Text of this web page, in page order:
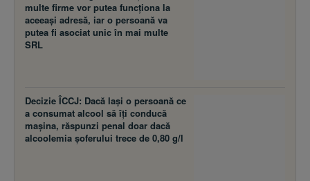
multe firme vor putea funcţiona la
aceeaşi adresă, iar o persoană va
putea fi asociat unic în mai multe
SRL
Decizie ÎCCJ: Dacă laşi o persoană ce
a consumat alcool să îţi conducă
maşina, răspunzi penal doar dacă
alcoolemia şoferului trece de 0,80 g/l